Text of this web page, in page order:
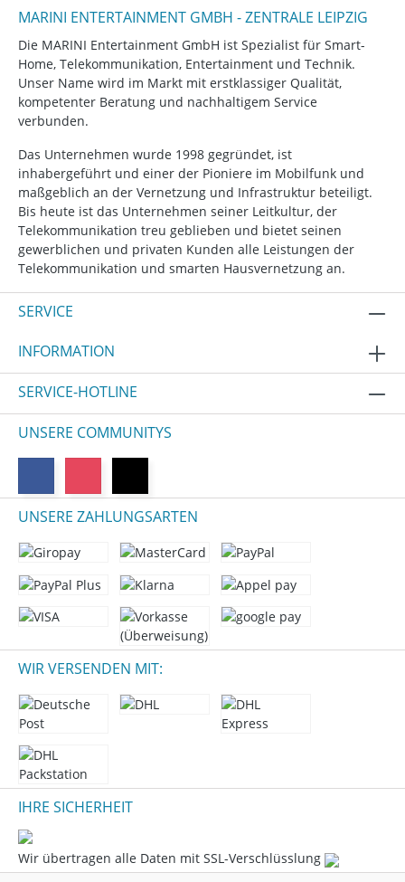
MARINI ENTERTAINMENT GMBH - ZENTRALE LEIPZIG
Die MARINI Entertainment GmbH ist Spezialist für Smart-
Home, Telekommunikation, Entertainment und Technik.
Unser Name wird im Markt mit erstklassiger Qualität,
kompetenter Beratung und nachhaltigem Service
verbunden.
Das Unternehmen wurde 1998 gegründet, ist
inhabergeführt und einer der Pioniere im Mobilfunk und
maßgeblich an der Vernetzung und Infrastruktur beteiligt.
Bis heute ist das Unternehmen seiner Leitkultur, der
Telekommunikation treu geblieben und bietet seinen
gewerblichen und privaten Kunden alle Leistungen der
Telekommunikation und smarten Hausvernetzung an.
SERVICE
INFORMATION
SERVICE-HOTLINE
UNSERE COMMUNITYS
UNSERE ZAHLUNGSARTEN
WIR VERSENDEN MIT:
IHRE SICHERHEIT
Wir übertragen alle Daten mit SSL-Verschlüsslung